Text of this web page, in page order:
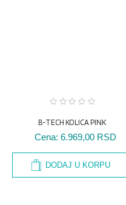
B-TECH KOLICA PINK
Cena: 6.969,00 RSD
DODAJ U KORPU